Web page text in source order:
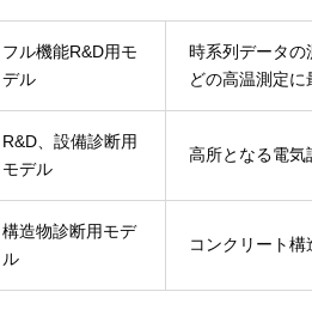
フル機能R&D用モ
デル
時系列データの
どの高温測定に
R&D、設備診断用
モデル
高所となる電気
構造物診断用モデ
ル
コンクリート